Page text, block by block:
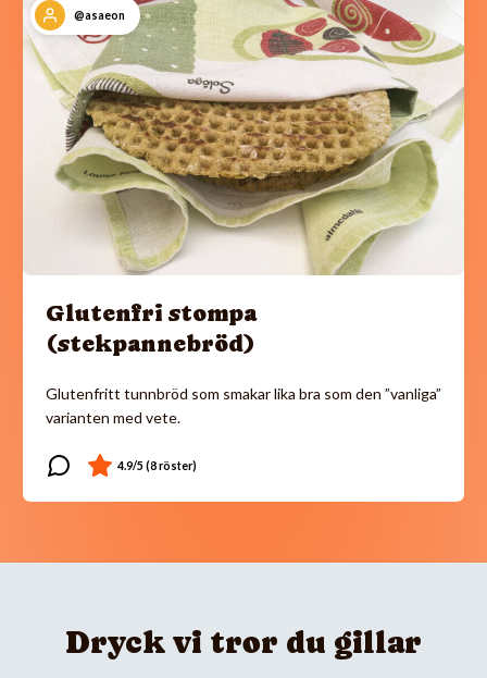
@asaeon
Glutenfri stompa
(stekpannebröd)
Glutenfritt tunnbröd som smakar lika bra som den ”vanliga”
varianten med vete.
Dryck vi tror du gillar